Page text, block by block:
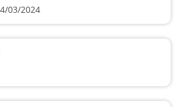
03/2024